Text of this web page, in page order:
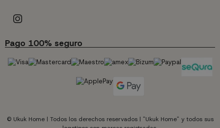
Pago 100% seguro
© Ukuk Home | Todos los derechos reservados | "Ukuk Home" y todos sus